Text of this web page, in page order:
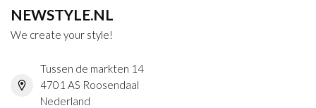
NEWSTYLE.NL
We create your style!
Tussen de markten 14
4701 AS Roosendaal
Nederland